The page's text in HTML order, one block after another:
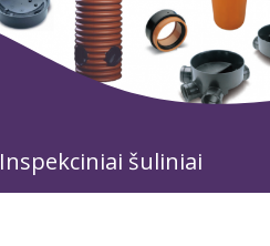
Inspekciniai šuliniai